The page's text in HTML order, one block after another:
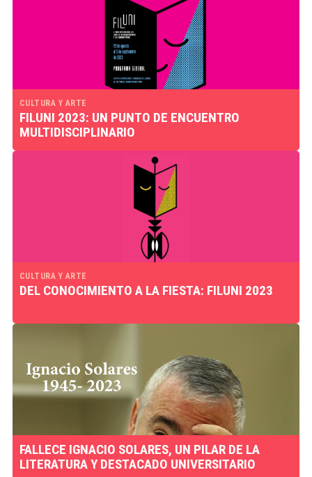
CULTURA Y ARTE
FILUNI 2023: UN PUNTO DE ENCUENTRO
MULTIDISCIPLINARIO
CULTURA Y ARTE
DEL CONOCIMIENTO A LA FIESTA: FILUNI 2023
FALLECE IGNACIO SOLARES, UN PILAR DE LA
LITERATURA Y DESTACADO UNIVERSITARIO